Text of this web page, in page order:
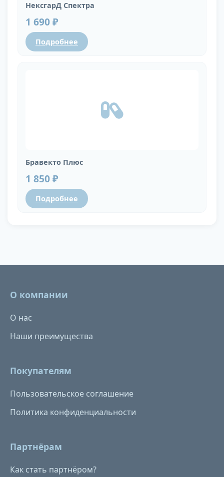
НексгарД Спектра
1 690 ₽
Подробнее
Бравекто Плюс
1 850 ₽
Подробнее
О компании
О нас
Наши преимущества
Покупателям
Пользовательское соглашение
Политика конфиденциальности
Партнёрам
Как стать партнёром?